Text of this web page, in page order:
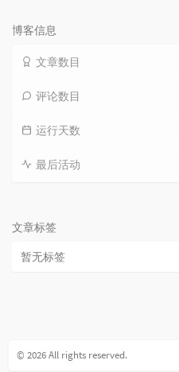
博客信息
文章数目
评论数目
运行天数
最后活动
文章标签
暂无标签
© 2026 All rights reserved.